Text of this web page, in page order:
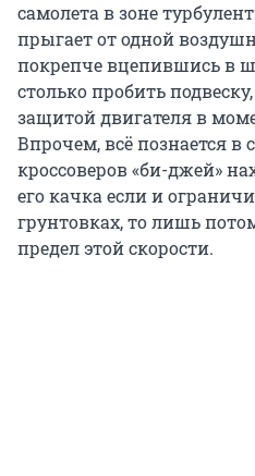
самолета в зоне
прыгает от одной
покрепче вцепившись в
столько пробить
защитой двигателя в
Впрочем, всё познается в
кроссоверов «би-джей»
его качка если и
грунтовках, то лишь
предел этой скорости.